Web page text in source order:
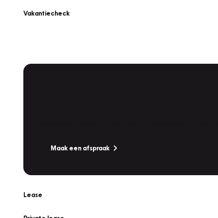
Vakantiecheck
Maak een afspraak
Lease